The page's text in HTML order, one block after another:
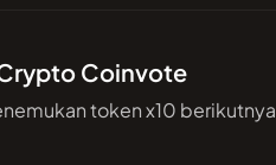
Coinvote
token x10 berikutnya